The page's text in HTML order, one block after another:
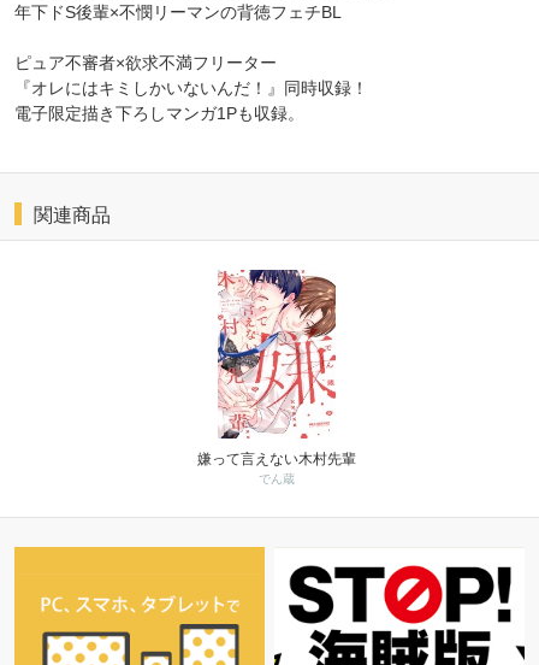
年下ドS後輩×不憫リーマンの背徳フェチBL
ピュア不審者×欲求不満フリーター
『オレにはキミしかいないんだ！』同時収録！
電子限定描き下ろしマンガ1Pも収録。
関連商品
嫌って言えない木村先輩
でん蔵